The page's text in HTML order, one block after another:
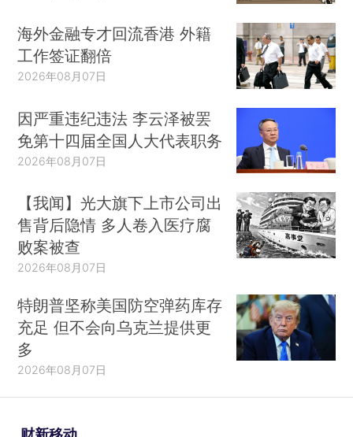
海外金融专才回流香港 外籍
工作签证翻倍
2026年08月07日
因严重违纪违法 李云泽被罢
免第十四届全国人大代表职务
2026年08月07日
【我闻】光大旗下上市公司出
售背后隐情 多人卷入医疗腐
败案被查
2026年08月07日
特朗普坚称美国防空弹药库存
充足 但不会向乌克兰提供更
多
2026年08月07日